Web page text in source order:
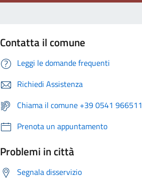
Contatta il comune
Leggi le domande frequenti
Richiedi Assistenza
Chiama il comune +39 0541 966511
Prenota un appuntamento
Problemi in città
Segnala disservizio